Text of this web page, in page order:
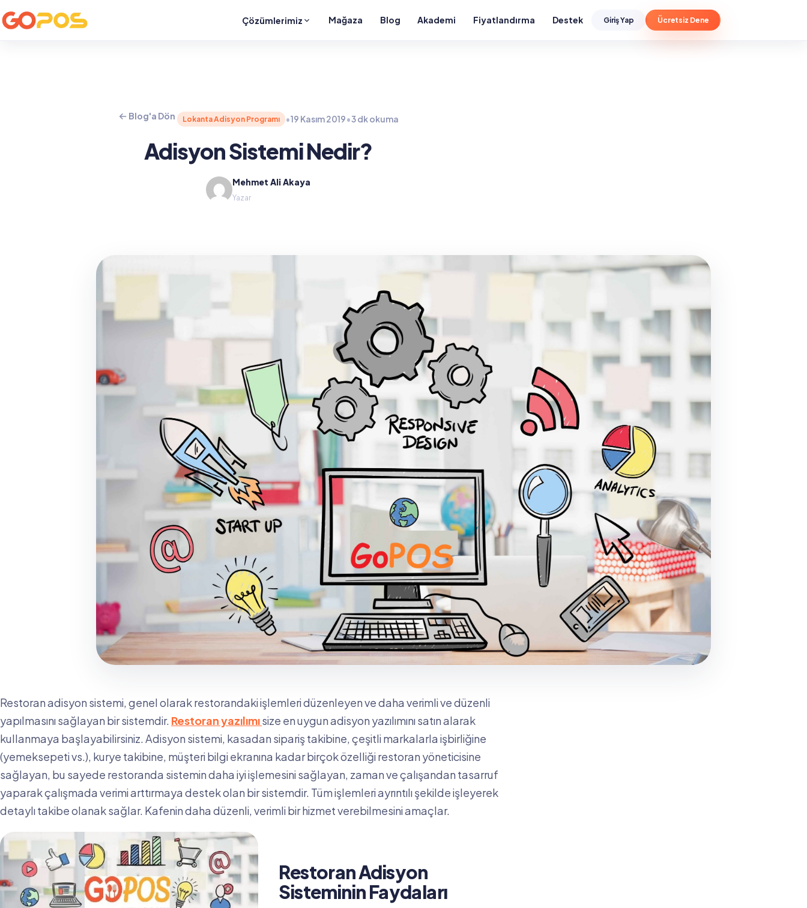
Çözümlerimiz Mağaza Blog Akademi Fiyatlandırma Destek Giriş Yap Ücretsiz Dene
Blog'a Dön Lokanta Adisyon Programı •19 Kasım 2019•3 dk okuma
Adisyon Sistemi Nedir?
Mehmet Ali Akaya
Yazar
Restoran adisyon sistemi, genel olarak restorandaki işlemleri düzenleyen ve daha verimli ve düzenli
yapılmasını sağlayan bir sistemdir. Restoran yazılımısize en uygun adisyon yazılımını satın alarak
kullanmaya başlayabilirsiniz. Adisyon sistemi, kasadan sipariş takibine, çeşitli markalarla işbirliğine
(yemeksepeti vs.), kurye takibine, müşteri bilgi ekranına kadar birçok özelliği restoran yöneticisine
sağlayan, bu sayede restoranda sistemin daha iyi işlemesini sağlayan, zaman ve çalışandan tasarruf
yaparak çalışmada verimi arttırmaya destek olan bir sistemdir. Tüm işlemleri ayrıntılı şekilde işleyerek
detaylı takibe olanak sağlar. Kafenin daha düzenli, verimli bir hizmet verebilmesini amaçlar.
Restoran Adisyon
Sisteminin Faydaları